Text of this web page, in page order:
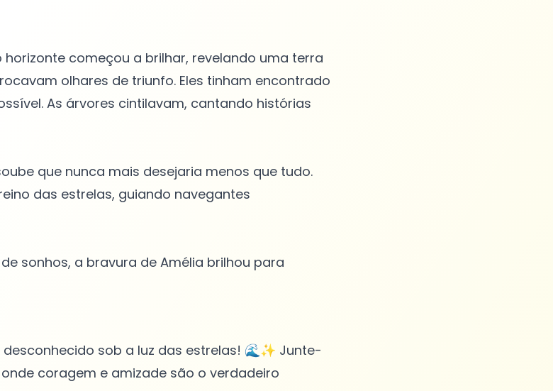
começou a brilhar, revelando uma terra
olhares de triunfo. Eles tinham encontrado
As árvores cintilavam, cantando histórias
que nunca mais desejaria menos que tudo.
das estrelas, guiando navegantes
sonhos, a bravura de Amélia brilhou para
sob a luz das estrelas! 🌊✨ Junte-
coragem e amizade são o verdadeiro